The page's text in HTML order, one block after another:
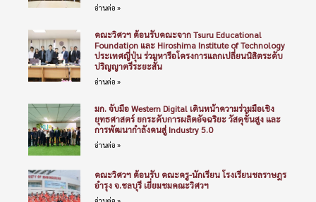
อ่านต่อ »
คณะวิศวฯ ต้อนรับคณะจาก Tsuru Educational
Foundation และ Hiroshima Institute of Technology
ประเทศญี่ปุ่น ร่วมหารือโครงการแลกเปลี่ยนนิสิตระดับ
ปริญญาตรีระยะสั้น
อ่านต่อ »
มก. จับมือ Western Digital เดินหน้าความร่วมมือเชิง
ยุทธศาสตร์ ยกระดับการผลิตอัจฉริยะ วัสดุขั้นสูง และ
การพัฒนากำลังคนสู่ Industry 5.0
อ่านต่อ »
คณะวิศวฯ ต้อนรับ คณะครู-นักเรียน โรงเรียนชลราษฎร
อำรุง จ.ชลบุรี เยี่ยมชมคณะวิศวฯ
อ่านต่อ »